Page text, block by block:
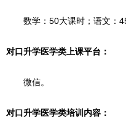
数学：50大课时；语文：
对口升学医学类上课平台：
微信。
对口升学医学类培训内容：